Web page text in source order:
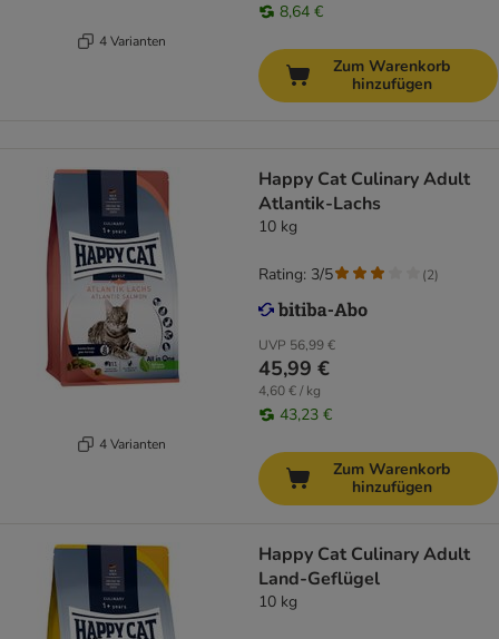
4 Varianten
8,64 €
Zum Warenkorb
hinzufügen
4 Varianten
Happy Cat Culinary Adult
Atlantik-Lachs
10 kg
UVP 56,99 €
45,99 €
4,60 € / kg
43,23 €
Rating: 3/5 (2)
Zum Warenkorb
hinzufügen
Happy Cat Culinary Adult
Land-Geflügel
10 kg